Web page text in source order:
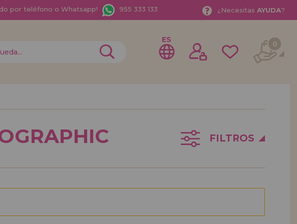
por teléfono o Whatsapp! 955 333 133 ¿ Necesitas AYUDA?
distribuidor
Regístrate como distribuidor y conoce nuestras condiciones
REGISTRO DISTRIBUIDOR
ES 0
FILTROS